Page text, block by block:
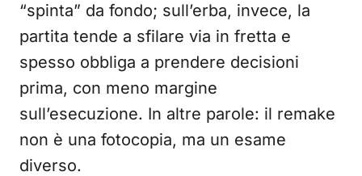
“spinta” da fondo; sull’erba, invece, la
partita tende a sfilare via in fretta e
spesso obbliga a prendere decisioni
prima, con meno margine
sull’esecuzione. In altre parole: il remake
non è una fotocopia, ma un esame
diverso.